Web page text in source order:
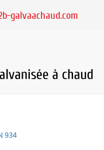
galvaachaud.com
934